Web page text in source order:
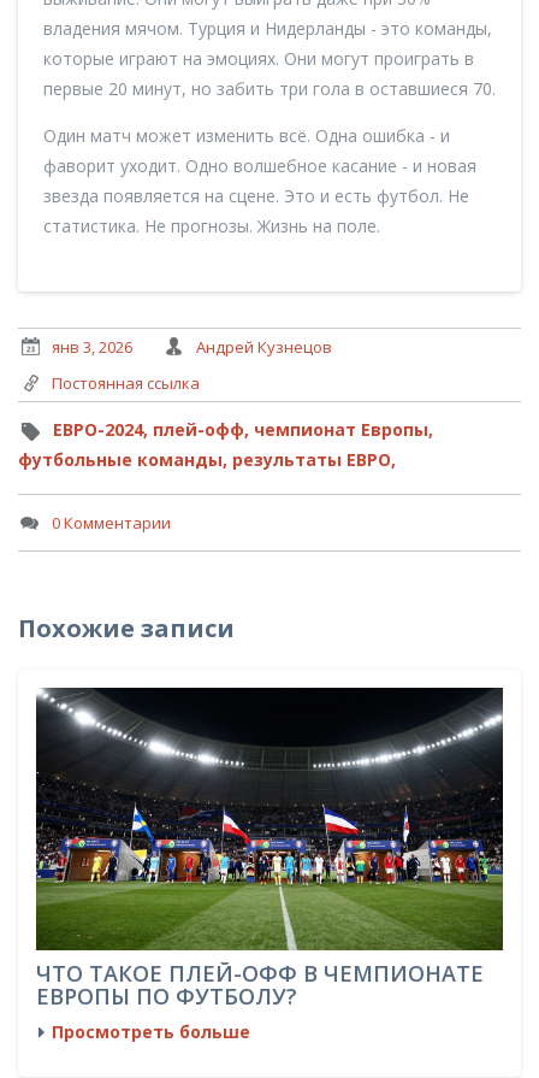
владения мячом. Турция и Нидерланды - это команды,
которые играют на эмоциях. Они могут проиграть в
первые 20 минут, но забить три гола в оставшиеся 70.
Один матч может изменить всё. Одна ошибка - и
фаворит уходит. Одно волшебное касание - и новая
звезда появляется на сцене. Это и есть футбол. Не
статистика. Не прогнозы. Жизнь на поле.
янв 3, 2026
Андрей Кузнецов
Постоянная ссылка
ЕВРО-2024, плей-офф, чемпионат Европы,
футбольные команды, результаты ЕВРО,
0 Комментарии
Похожие записи
ЧТО ТАКОЕ ПЛЕЙ-ОФФ В ЧЕМПИОНАТЕ
ЕВРОПЫ ПО ФУТБОЛУ?
Просмотреть больше